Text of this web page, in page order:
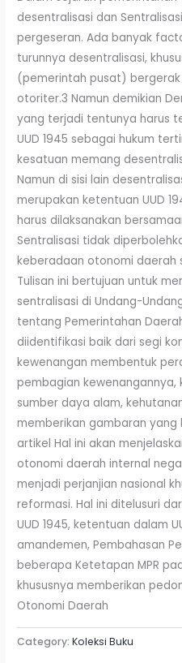
desentralisasi dan
pergeseran. Ada banyak
turunnya desentralisasi,
(pemerintah pusat)
otoriter.3 Namun demikian
yang terjadi tentunya harus
UUD 1945 sebagai hukum
kesatuan memang
Namun di sisi lain
merupakan ketentuan UUD
harus dilaksanakan
Sentralisasi tidak
keberadaan otonomi daerah
Tulisan ini bertujuan untuk
sentralisasi di Undang-
tentang Pemerintahan
diidentifikasi baik dari segi
kewenangan membentuk
pembagian kewenangannya,
sumber daya alam,
memberikan gambaran yang
artikel Hal ini akan
otonomi daerah internal
menjadi perjanjian nasional
reformasi. Hal ini ditelusuri
UUD 1945, ketentuan dalam
amandemen, Pembahasan
beberapa Ketetapan MPR
khususnya memberikan
Otonomi Daerah
Category:Koleksi Buku